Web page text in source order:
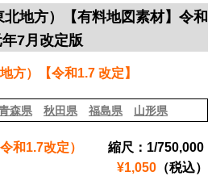
北地方）【有料地図素材】令和
年7月改定版
方）【令和1.7 改定】
森県 秋田県 福島県 山形県
令和1.7改定） 縮尺：1/750,000
¥1,050 （税込）